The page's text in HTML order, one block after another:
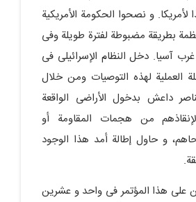
و نصحوا الحکومة الأمریکیة
بطریقة مضبوطة لفترة طویلة وفی
آسیا. دخل النظام الإسرائیلی فی
العملیة لهذه التوصیات ومن خلال
داعش بدخول الأراضی الواقعة
من هجمات المقاومة أو
و حاول إطالة أمد هذا الوجود
على هذا المؤتمر فی واحد و عشرین